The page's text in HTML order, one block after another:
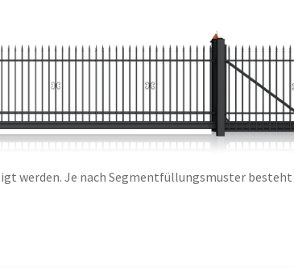
werden. Je nach Segmentfüllungsmuster